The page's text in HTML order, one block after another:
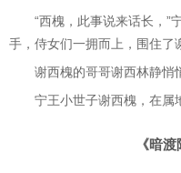
“西槐，此事说来话长，”
手，侍女们一拥而上，围住了
谢西槐的哥哥谢西林静悄
宁王小世子谢西槐，在属
《暗